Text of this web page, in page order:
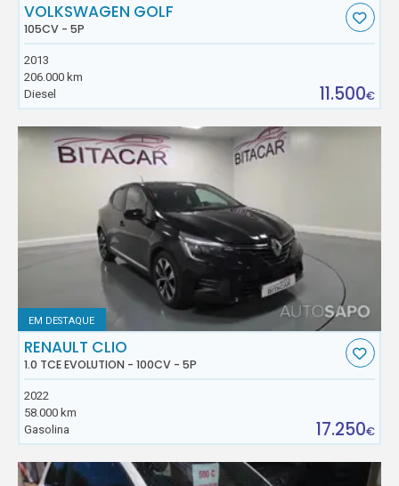
VOLKSWAGEN GOLF
105CV - 5P
2013
206.000 km
Diesel
11.500€
EM DESTAQUE
RENAULT CLIO
1.0 TCE EVOLUTION - 100CV - 5P
2022
58.000 km
Gasolina
17.250€